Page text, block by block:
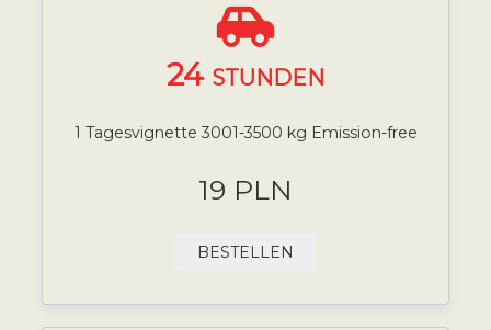
24 STUNDEN
1 Tagesvignette 3001-3500 kg Emission-free
19 PLN
BESTELLEN